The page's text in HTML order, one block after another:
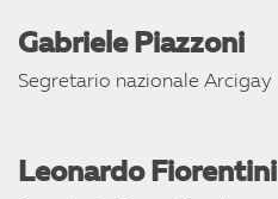
Gabriele Piazzoni
Segretario nazionale Arcigay
Leonardo Fiorentini